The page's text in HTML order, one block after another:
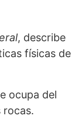
, describe
físicas de
ocupa del
rocas.